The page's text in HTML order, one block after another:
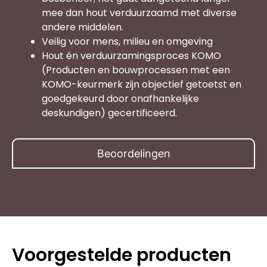
Beoordelingen
mee dan hout verduurzaamd met diverse
andere middelen.
Veilig voor mens, milieu en omgeving
Hout én verduurzamingsproces KOMO
(Producten en bouwprocessen met een
KOMO-keurmerk zijn objectief getoetst en
goedgekeurd door onafhankelijke
deskundigen) gecertificeerd.
Voorgestelde producten